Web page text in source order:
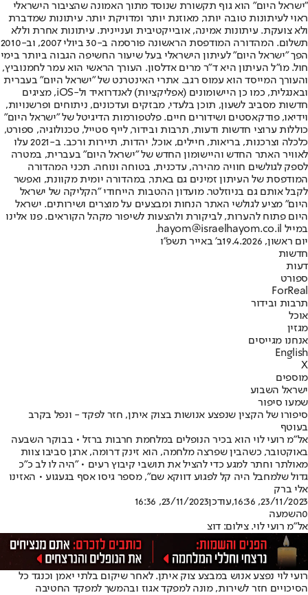
"ישראל היום" הוא גוף תקשורת שנוסד מתוך האמונה שהציבור הישראלי
ראוי לעיתונות טובה יותר, מאוזנת יותר ומדויקת יותר. עיתונות שמדברת
ולא צועקת. עיתונות אמינה, אובייקטיבית ועניינית. עיתונות אחרת וללא
תשלום. המהדורה המודפסת הראשונה פורסמה ב-30 ביולי 2007, וב-2010
הפך "ישראל היום" לעיתון הישראלי בעל שיעור החשיפה הגבוה ביותר בימי
חול. מו"ל העיתון היא ד"ר מרים אדלסון. העורך הראשי הוא עמר לחמנוביץ,
והעורך המייסד הוא עמוס רגב. אתרי האינטרנט של "ישראל היום" בעברית
ובאנגלית, כמו כן היישומונים (אפליקציות) לאנדרואיד ול-iOS, מציגים
חדשות מסביב לשעון, תוכן בלעדי, מבזקים ועדכונים, ניתוחים ופרשנויות,
וידיאו, פודקאסטים ושידורים חיים. פלטפורמות הדיגיטל של "ישראל היום"
כוללות ערוצי חדשות ודעות, תרבות ובידור, לייף סטייל, טכנולוגיה, ספורט,
כלכלה וצרכנות, בריאות, חיילים, אוכל, יהדות, תיירות ורכב. ב-2021 עלו
לאוויר האתר החדש והיישומון החדש של "ישראל היום" בעברית, במטרה
לספק לגולשים חוויה מהירה, עדכנית, בטוחה ונוחה. תכני המהדורה
המודפסת של העיתון זמינים גם באתר, במהדורה יומית מקוונת, ואפשר
לקבל אותם גם בניוזלטר. מועדון ההטבות הייחודי "הקליקה של ישראל
היום" מציע לגולשי האתר הנחות ומבצעים על מוצרים ושירותים. ישראל
היום פתוח להערות, לביקורת ולהצעות לשיפור מקהל הקוראים. פנו אלינו
במייל hayom@israelhayom.co.il.
יום ראשון, 19.4.2026
ב' באייר תשפ"ו
חדשות
דעות
ספורט
ForReal
תרבות ובידור
אוכל
מגזין
אנחנו מגייסים
English
X
מוספים
ישראל השבוע
שמעו סיפור
סיפורו של הקצין שנפצע אנושות בצוק איתן, חזר לפקד - ונפל בקרב
בעוטף
אל"מ רועי לוי הוא בכיר הנופלים במלחמת חרבות ברזל • בבוקר השבעה
באוקטובר, כשהבין שפרצה מלחמה, הוא זינק דרומה, ארגן סביבו צוות
מאולתר וחתר למגע כדי להציל את תושבי קיבוץ רעים • "היה לו לב כ"כ
גדול שלמחבל היה קל לפגוע דווקא שם", מספר גיסו אסף בגעגוע • האזינו
אלי ברק
23/11/2023, 16:36
,עודכן23/11/2023, 16:36
0השמעה
אל"מ רועי לוי. צילום: דוצ
רועי לוי נפצע אנוש במבצע צוק איתן. לאחר שיקום בלתי יאמן וכנגד כל
הסיכויים חזר לשירות, מונה למפקד אגוז ובהמשך למפקד החטיבה